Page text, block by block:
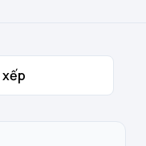
xếp